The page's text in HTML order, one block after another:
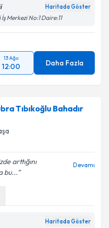
Haritada Göster
Merkezi No:1 Daire:11
13 Ağu
12:00 Daha Fazla
Tıbıkoğlu Bahadır
arttığını
bu...
Devamı
Haritada Göster